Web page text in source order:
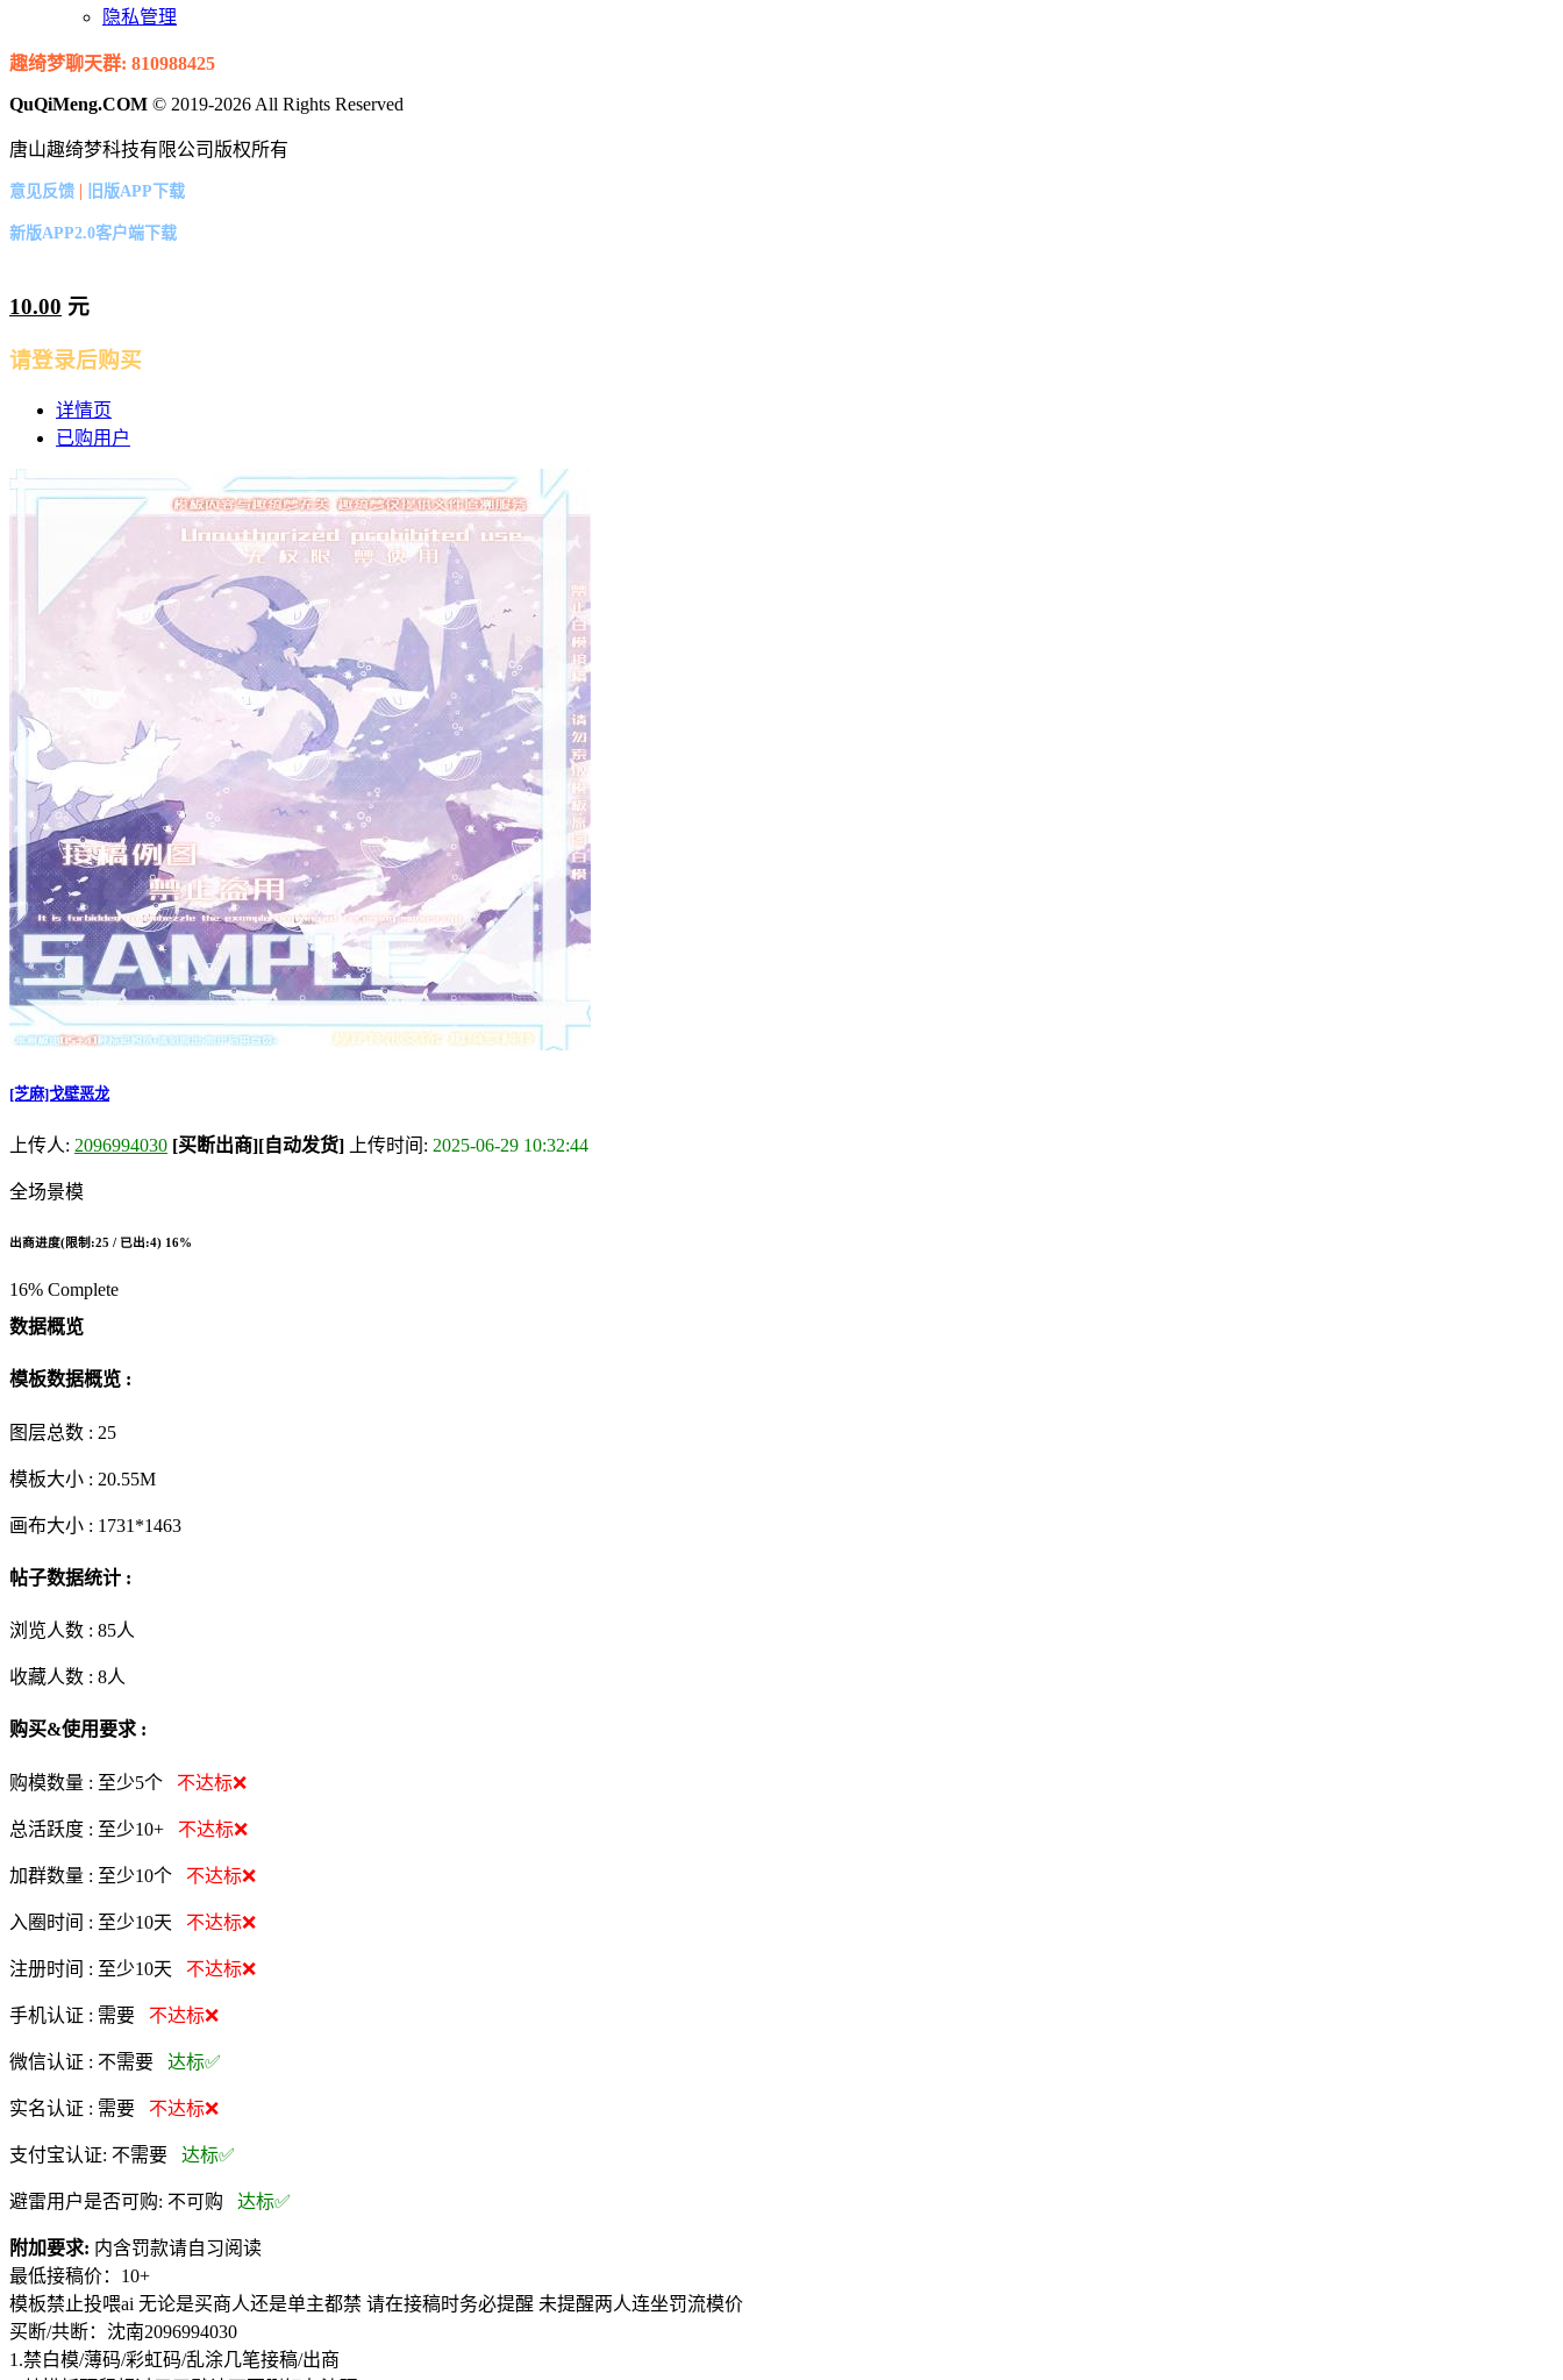
隐私管理
趣绮梦聊天群: 810988425
QuQiMeng.COM © 2019-2026 All Rights Reserved
唐山趣绮梦科技有限公司版权所有
意见反馈 | 旧版APP下载
新版APP2.0客户端下载
10.00 元
请登录后购买
详情页
已购用户
[芝麻]戈壁恶龙
上传人: 2096994030 [买断出商][自动发货] 上传时间: 2025-06-29 10:32:44
全场景模
出商进度(限制:25 / 已出:4) 16%
16% Complete
数据概览
模板数据概览 :
图层总数 : 25
模板大小 : 20.55M
画布大小 : 1731*1463
帖子数据统计 :
浏览人数 : 85人
收藏人数 : 8人
购买&使用要求 :
购模数量 : 至少5个 不达标❌
总活跃度 : 至少10+ 不达标❌
加群数量 : 至少10个 不达标❌
入圈时间 : 至少10天 不达标❌
注册时间 : 至少10天 不达标❌
手机认证 : 需要 不达标❌
微信认证 : 不需要 达标✅
实名认证 : 需要 不达标❌
支付宝认证: 不需要 达标✅
避雷用户是否可购: 不可购 达标✅
附加要求: 内含罚款请自习阅读
最低接稿价：10+
模板禁止投喂ai 无论是买商人还是单主都禁 请在接稿时务必提醒 未提醒两人连坐罚流模价
买断/共断：沈南2096994030
1.禁白模/薄码/彩虹码/乱涂几笔接稿/出商